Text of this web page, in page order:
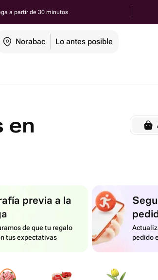
a partir de 30 minutos
Norabac Lo antes posible
en
previa a la
de que tu regalo
tus expectativas
pedido